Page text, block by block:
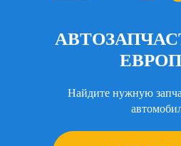
Найдите нужную